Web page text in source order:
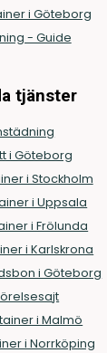
i Göteborg
- Guide
tjänster
i Göteborg
i Stockholm
i Uppsala
i Frölunda
i Karlskrona
i Göteborg
i Malmö
i Norrköping